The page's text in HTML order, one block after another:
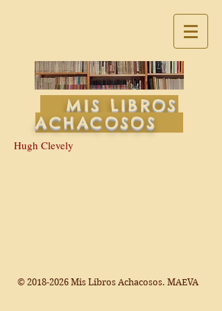
MIS LIBROS
ACHACOSOS
Hugh Clevely
© 2018-2026 Mis Libros Achacosos. MAEVA